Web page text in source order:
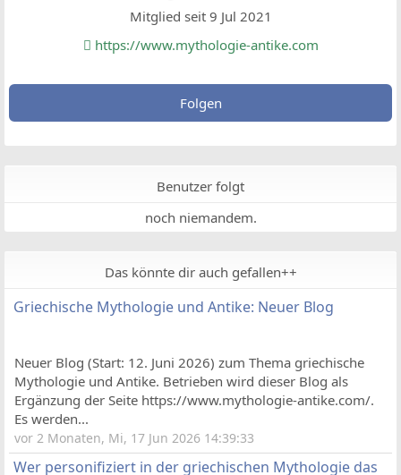
Mitglied seit 9 Jul 2021
https://www.mythologie-antike.com
Folgen
Benutzer folgt
noch niemandem.
Das könnte dir auch gefallen++
Griechische Mythologie und Antike: Neuer Blog
Neuer Blog (Start: 12. Juni 2026) zum Thema griechische
Mythologie und Antike. Betrieben wird dieser Blog als
Ergänzung der Seite https://www.mythologie-antike.com/.
Es werden...
vor 2 Monaten, Mi, 17 Jun 2026 14:39:33
Wer personifiziert in der griechischen Mythologie das